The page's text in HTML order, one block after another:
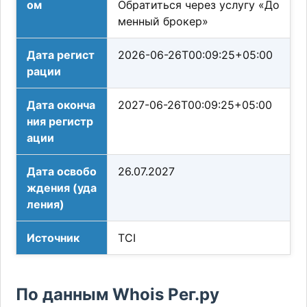
ом
Обратиться через услугу «До
менный брокер»
Дата регист
рации
2026-06-26T00:09:25+05:00
Дата оконча
ния регистр
ации
2027-06-26T00:09:25+05:00
Дата освобо
ждения (уда
ления)
26.07.2027
Источник TCI
По данным Whois Рег.ру